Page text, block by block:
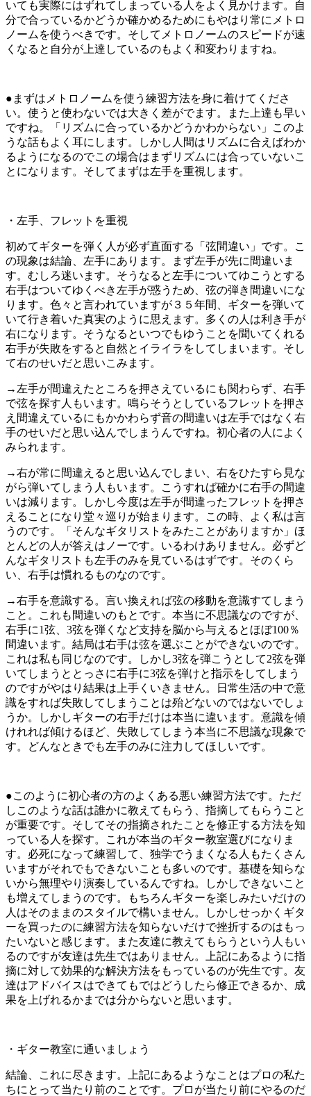
いても実際にはずれてしまっている人をよく見かけます。自
分で合っているかどうか確かめるためにもやはり常にメトロ
ノームを使うべきです。そしてメトロノームのスピードが速
くなると自分が上達しているのもよく和変わりますね。
●まずはメトロノームを使う練習方法を身に着けてくださ
い。使うと使わないでは大きく差がでます。また上達も早い
ですね。「リズムに合っているかどうかわからない」このよ
うな話もよく耳にします。しかし人間はリズムに合えばわか
るようになるのでこの場合はまずリズムには合っていないこ
とになります。そしてまずは左手を重視します。
・左手、フレットを重視
初めてギターを弾く人が必ず直面する「弦間違い」です。こ
の現象は結論、左手にあります。まず左手が先に間違いま
す。むしろ迷います。そうなると左手についてゆこうとする
右手はついてゆくべき左手が惑うため、弦の弾き間違いにな
ります。色々と言われていますが３５年間、ギターを弾いて
いて行き着いた真実のように思えます。多くの人は利き手が
右になります。そうなるといつでもゆうことを聞いてくれる
右手が失敗をすると自然とイライラをしてしまいます。そし
て右のせいだと思いこみます。
→左手が間違えたところを押さえているにも関わらず、右手
で弦を探す人もいます。鳴らそうとしているフレットを押さ
え間違えているにもかかわらず音の間違いは左手ではなく右
手のせいだと思い込んでしまうんですね。初心者の人によく
みられます。
→右が常に間違えると思い込んでしまい、右をひたすら見な
がら弾いてしまう人もいます。こうすれば確かに右手の間違
いは減ります。しかし今度は左手が間違ったフレットを押さ
えることになり堂々巡りが始まります。この時、よく私は言
うのです。「そんなギタリストをみたことがありますか」ほ
とんどの人が答えはノーです。いるわけありません。必ずど
んなギタリストも左手のみを見ているはずです。そのくら
い、右手は慣れるものなのです。
→右手を意識する。言い換えれば弦の移動を意識すてしまう
こと。これも間違いのもとです。本当に不思議なのですが、
右手に1弦、3弦を弾くなど支持を脳から与えるとほぼ100％
間違います。結局は右手は弦を選ぶことができないのです。
これは私も同じなのです。しかし3弦を弾こうとして2弦を弾
いてしまうととっさに右手に3弦を弾けと指示をしてしまう
のですがやはり結果は上手くいきません。日常生活の中で意
識をすれば失敗してしまうことは殆どないのではないでしょ
うか。しかしギターの右手だけは本当に違います。意識を傾
けれれば傾けるほど、失敗してしまう本当に不思議な現象で
す。どんなときでも左手のみに注力してほしいです。
●このように初心者の方のよくある悪い練習方法です。ただ
しこのような話は誰かに教えてもらう、指摘してもらうこと
が重要です。そしてその指摘されたことを修正する方法を知
っている人を探す。これが本当のギター教室選びになりま
す。必死になって練習して、独学でうまくなる人もたくさん
いますがそれでもできないことも多いのです。基礎を知らな
いから無理やり演奏しているんですね。しかしできないこと
も増えてしまうのです。もちろんギターを楽しみたいだけの
人はそのままのスタイルで構いません。しかしせっかくギタ
ーを買ったのに練習方法を知らないだけで挫折するのはもっ
たいないと感じます。また友達に教えてもらうという人もい
るのですが友達は先生ではありません。上記にあるように指
摘に対して効果的な解決方法をもっているのが先生です。友
達はアドバイスはできてもではどうしたら修正できるか、成
果を上げれるかまでは分からないと思います。
・ギター教室に通いましょう
結論、これに尽きます。上記にあるようなことはプロの私た
ちにとって当たり前のことです。プロが当たり前にやるのだ